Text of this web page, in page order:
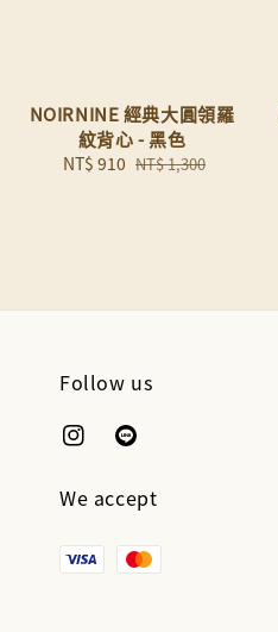
NOIRNINE 經典大圓領羅
紋背心 - 黑色
Sale
NT$ 910 Regular
NT$ 1,300
Follow us
We accept